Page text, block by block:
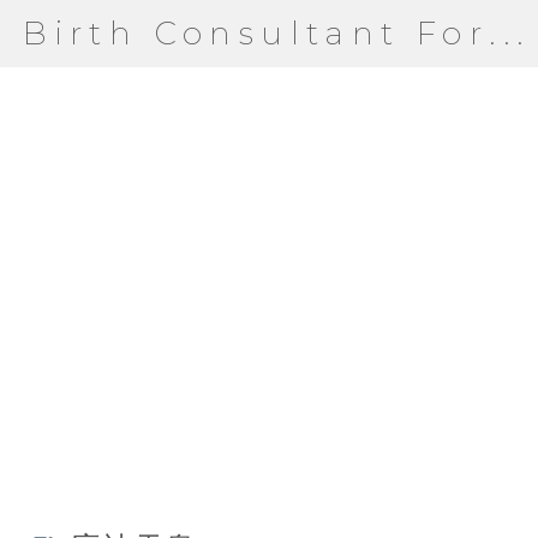
Birth Consultant For...